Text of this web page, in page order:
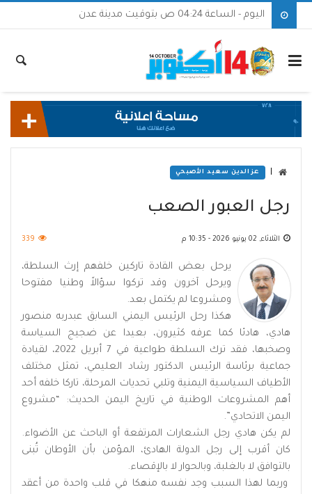
اليوم - الساعة 04:24 ص بتوقيت مدينة عدن
عزالدين سعيد الأصبحي
رجل العبور الصعب
الثلاثاء, 02 يونيو 2026 - 10:35 م 339
يرحل بعض القادة تاركين خلفهم إرث السلطة،
ويرحل آخرون وقد تركوا سؤالاً وطنيا مفتوحا
ومشروعا لم يكتمل بعد.
هكذا رحل الرئيس اليمني السابق عبدربه منصور
هادي، هادئا كما عرفه كثيرون، بعيدا عن ضجيج السياسة
وصخبها، فقد ترك السلطة طواعية في 7 أبريل 2022، لقيادة
جماعية برئاسة الرئيس الدكتور رشاد العليمي، تمثل مختلف
الأطياف السياسية اليمنية وتلبي تحديات المرحلة، تاركا خلفه أحد
أهم المشروعات الوطنية في تاريخ اليمن الحديث: “مشروع
اليمن الاتحادي”.
لم يكن هادي رجل الشعارات المرتفعة أو الباحث عن الأضواء.
كان أقرب إلى رجل الدولة الهادئ، المؤمن بأن الأوطان تُبنى
بالتوافق لا بالغلبة، وبالحوار لا بالإقصاء.
وربما لهذا السبب وجد نفسه منهكا في قلب واحدة من أعقد